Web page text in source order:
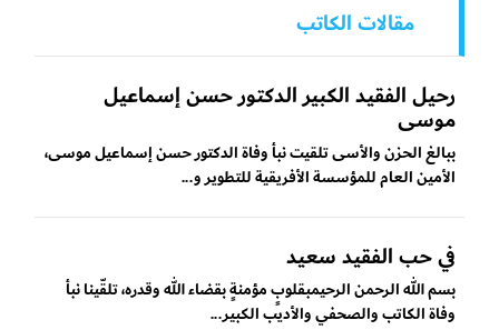
مقالات الكاتب
رحيل الفقيد الكبير الدكتور حسن إسماعيل
موسى
ببالغ الحزن والأسى تلقيت نبأ وفاة الدكتور حسن إسماعيل موسى،
الأمين العام للمؤسسة الأفريقية للتطوير و...
في حب الفقيد سعيد
بسم الله الرحمن الرحيمبقلوبٍ مؤمنةٍ بقضاء الله وقدره، تلقّينا نبأ
وفاة الكاتب والصحفي والأديب الكبير...